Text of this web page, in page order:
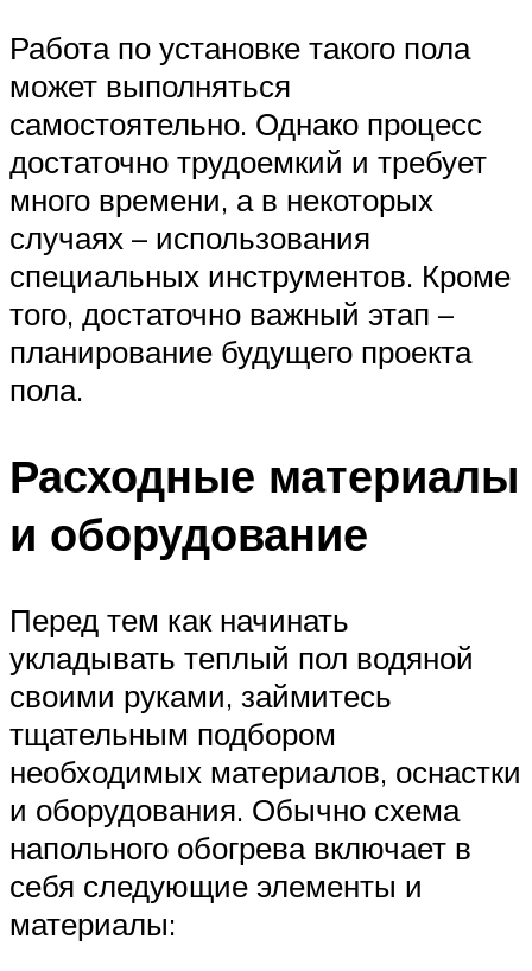
Работа по установке такого пола
может выполняться
самостоятельно. Однако процесс
достаточно трудоемкий и требует
много времени, а в некоторых
случаях – использования
специальных инструментов. Кроме
того, достаточно важный этап –
планирование будущего проекта
пола.
Расходные материалы
и оборудование
Перед тем как начинать
укладывать теплый пол водяной
своими руками, займитесь
тщательным подбором
необходимых материалов, оснастки
и оборудования. Обычно схема
напольного обогрева включает в
себя следующие элементы и
материалы: